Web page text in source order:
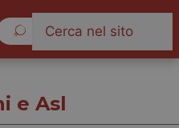
e Asl